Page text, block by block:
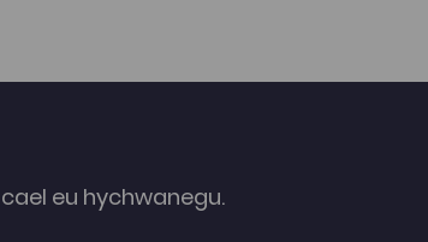
eu hychwanegu.